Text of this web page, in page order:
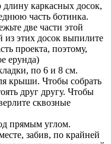
каркасных досок,
часть ботинка.
две части этой
этих досок выпилите
проекта, поэтому,
ерунда)
по 6 и 8 см.
крыши. Чтобы собрать
друг другу. Чтобы
сквозные
прямым углом.
забив, по крайней